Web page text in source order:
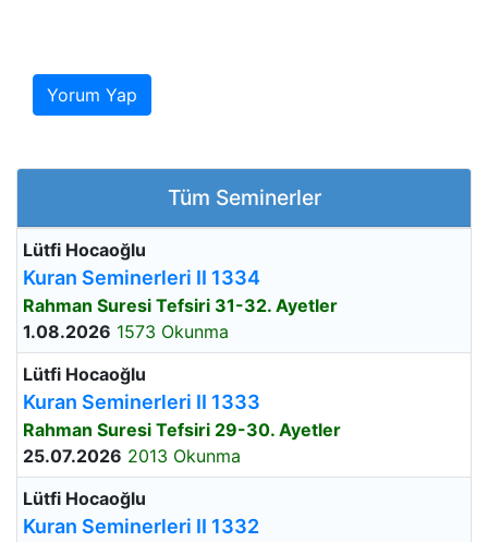
Yorum Yap
Tüm Seminerler
Lütfi Hocaoğlu
Kuran Seminerleri II 1334
Rahman Suresi Tefsiri 31-32. Ayetler
1.08.2026 1573 Okunma
Lütfi Hocaoğlu
Kuran Seminerleri II 1333
Rahman Suresi Tefsiri 29-30. Ayetler
25.07.2026 2013 Okunma
Lütfi Hocaoğlu
Kuran Seminerleri II 1332